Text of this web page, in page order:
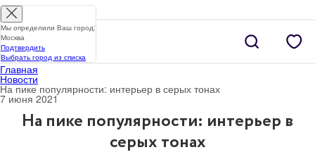
Главная
Новости
На пике популярности: интерьер в серых тонах
7 июня 2021
На пике популярности: интерьер в
серых тонах
Мы определили Ваш город:
Москва
Подтвердить
Выбрать город из списка